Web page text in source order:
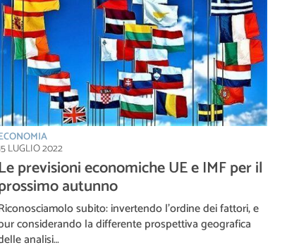
LUGLIO 2022
Le previsioni economiche UE e IMF per il
autunno
subito: invertendo l’ordine dei fattori, e
considerando la differente prospettiva geografica
analisi…